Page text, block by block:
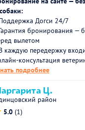
Догси 24/7
бронирования —
вылетом
каждую передержку
консультация
подробнее
Ц.
район
5.0 (1)